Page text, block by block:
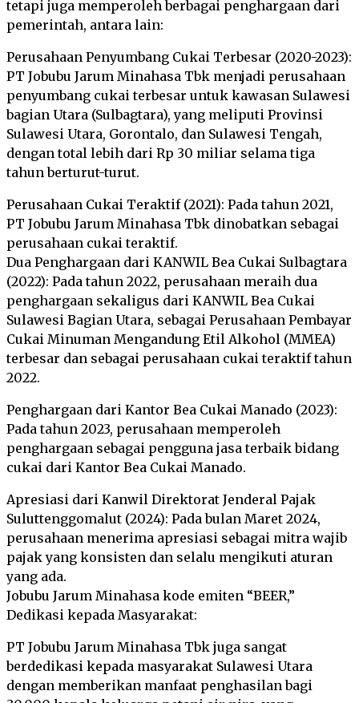
tetapi juga memperoleh berbagai penghargaan dari
pemerintah, antara lain:
Perusahaan Penyumbang Cukai Terbesar (2020-2023):
PT Jobubu Jarum Minahasa Tbk menjadi perusahaan
penyumbang cukai terbesar untuk kawasan Sulawesi
bagian Utara (Sulbagtara), yang meliputi Provinsi
Sulawesi Utara, Gorontalo, dan Sulawesi Tengah,
dengan total lebih dari Rp 30 miliar selama tiga
tahun berturut-turut.
Perusahaan Cukai Teraktif (2021): Pada tahun 2021,
PT Jobubu Jarum Minahasa Tbk dinobatkan sebagai
perusahaan cukai teraktif.
Dua Penghargaan dari KANWIL Bea Cukai Sulbagtara
(2022): Pada tahun 2022, perusahaan meraih dua
penghargaan sekaligus dari KANWIL Bea Cukai
Sulawesi Bagian Utara, sebagai Perusahaan Pembayar
Cukai Minuman Mengandung Etil Alkohol (MMEA)
terbesar dan sebagai perusahaan cukai teraktif tahun
2022.
Penghargaan dari Kantor Bea Cukai Manado (2023):
Pada tahun 2023, perusahaan memperoleh
penghargaan sebagai pengguna jasa terbaik bidang
cukai dari Kantor Bea Cukai Manado.
Apresiasi dari Kanwil Direktorat Jenderal Pajak
Suluttenggomalut (2024): Pada bulan Maret 2024,
perusahaan menerima apresiasi sebagai mitra wajib
pajak yang konsisten dan selalu mengikuti aturan
yang ada.
Jobubu Jarum Minahasa kode emiten “BEER,”
Dedikasi kepada Masyarakat:
PT Jobubu Jarum Minahasa Tbk juga sangat
berdedikasi kepada masyarakat Sulawesi Utara
dengan memberikan manfaat penghasilan bagi